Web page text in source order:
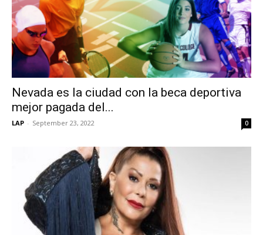
Nevada es la ciudad con la beca deportiva
mejor pagada del...
LAP - September 23, 2022 0